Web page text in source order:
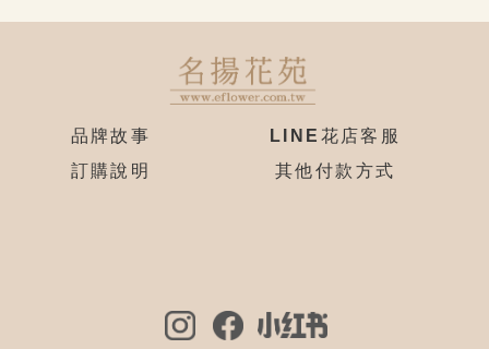
品牌故事
訂購說明
LINE花店客服
其他付款方式